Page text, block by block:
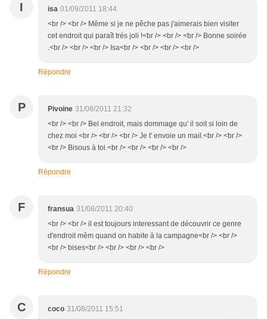
I isa 01/09/2011 18:44
<br /> <br /> Même si je ne pêche pas j'aimerais bien visiter
cet endroit qui paraît trés joli !<br /> <br /> <br /> Bonne soirée
.<br /> <br /> <br /> Isa<br /> <br /> <br /> <br />
Répondre
P Pivoine 31/08/2011 21:32
<br /> <br /> Bel endroit, mais dommage qu' il soit si loin de
chez moi <br /> <br /> <br /> Je t' envoie un mail.<br /> <br />
<br /> Bisous à toi.<br /> <br /> <br /> <br />
Répondre
F fransua 31/08/2011 20:40
<br /> <br /> il est toujours interessant de découvrir ce genre
d'endroit mêm quand on habite à la campagne<br /> <br />
<br /> bises<br /> <br /> <br /> <br />
Répondre
C coco 31/08/2011 15:51